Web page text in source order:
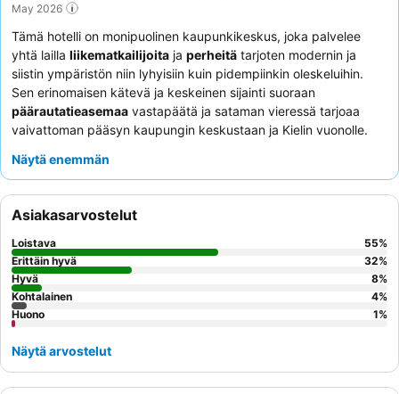
May 2026
Tämä hotelli on monipuolinen kaupunkikeskus, joka palvelee
yhtä lailla liikematkailijoita ja perheitä tarjoten modernin ja
siistin ympäristön niin lyhyisiin kuin pidempiinkin oleskeluihin.
Sen erinomaisen kätevä ja keskeinen sijainti suoraan
päärautatieasemaa vastapäätä ja sataman vieressä tarjoaa
vaivattoman pääsyn kaupungin keskustaan ja Kielin vuonolle.
onkauniit näkymät
jatkuvasti henkilökunnan poikkeuksellista ystävällisyyttä ja
avuliaisuutta, jaaamiaisbuffet
monipuolisesta valikoimastaan. Todella ikimuistoisen
kokemuksen saamiseksi harkitse rentoutumista
kattobaarissa,
josta saa erinomaisia cocktaileja ja upeita kaupunkinäkymiä.
Näytä enemmän
Asiakasarvostelut
Loistava 55%
Erittäin hyvä
32%
Hyvä
8%
Kohtalainen
4%
Huono
1%
Näytä arvostelut